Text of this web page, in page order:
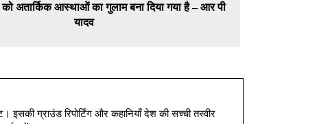
को अतार्किक आस्थाओं का गुलाम बना दिया गया है – आर पी
यादव
ग्राउंड रिपोर्टिंग और कहानियाँ देश की सच्ची तस्वीर